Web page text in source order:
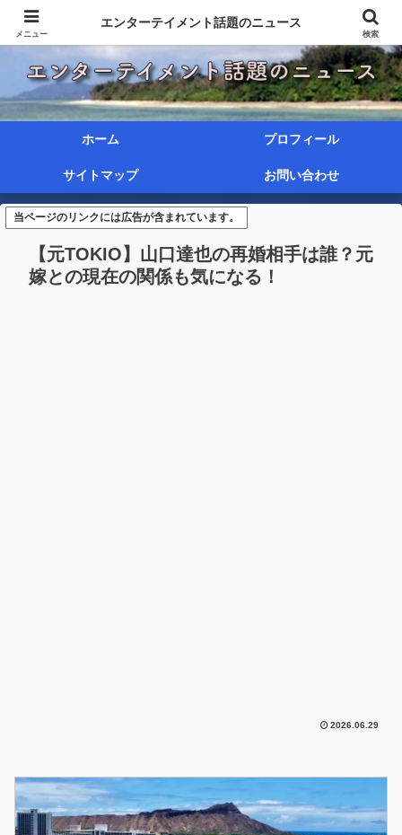
ホーム プロフィール
サイトマップ お問い合わせ
当ページのリンクには広告が含まれています。
【元TOKIO】山口達也の再婚相手は誰？元
嫁との現在の関係も気になる！
2026.06.29
メニュー
エンターテイメント話題のニュース
検索